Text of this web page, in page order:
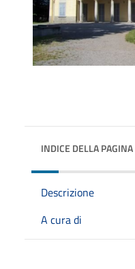
INDICE DELLA PAGINA
Descrizione
A cura di